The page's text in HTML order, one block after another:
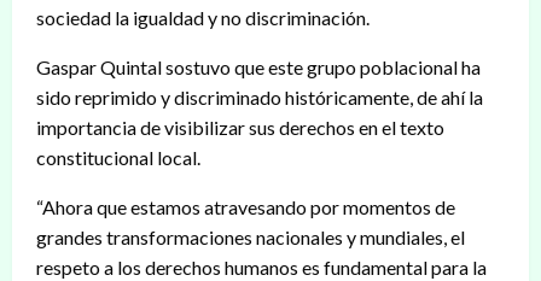
sociedad la igualdad y no discriminación.
Gaspar Quintal sostuvo que este grupo poblacional ha
sido reprimido y discriminado históricamente, de ahí la
importancia de visibilizar sus derechos en el texto
constitucional local.
“Ahora que estamos atravesando por momentos de
grandes transformaciones nacionales y mundiales, el
respeto a los derechos humanos es fundamental para la